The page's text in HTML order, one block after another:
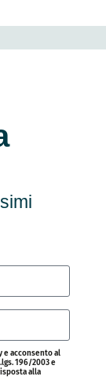
e acconsento al
196/2003 e
alla